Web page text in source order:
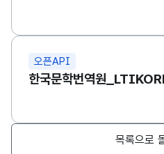
오픈API
한국문학번역원
목록으로